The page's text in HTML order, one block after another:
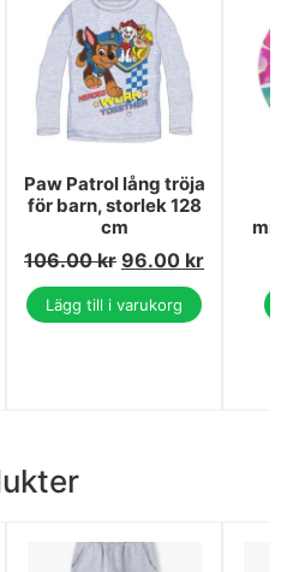
Paw Patrol lång tröja
för barn, storlek 128
cm
106.00kr 96.00 kr
Lägg till i varukorg